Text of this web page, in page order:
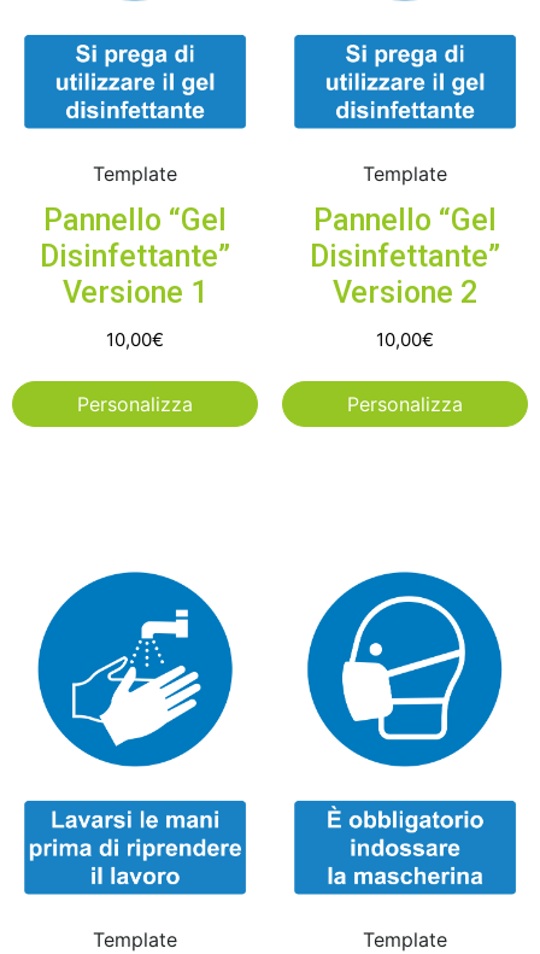
Template
Pannello “Gel
Disinfettante”
Versione 1
10,00€
Personalizza
Template
Pannello “Gel
Disinfettante”
Versione 2
10,00€
Personalizza
Template Template